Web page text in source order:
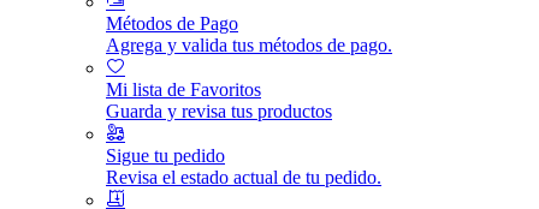
Métodos de Pago
Agrega y valida tus métodos de pago.
Mi lista de Favoritos
Guarda y revisa tus productos
Sigue tu pedido
Revisa el estado actual de tu pedido.